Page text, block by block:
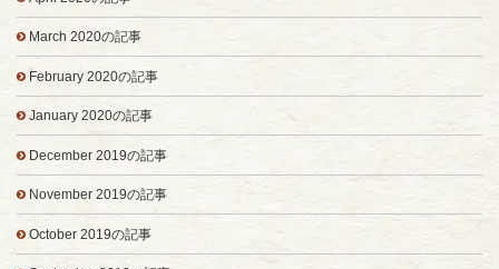
March 2020の記事
February 2020の記事
January 2020の記事
December 2019の記事
November 2019の記事
October 2019の記事